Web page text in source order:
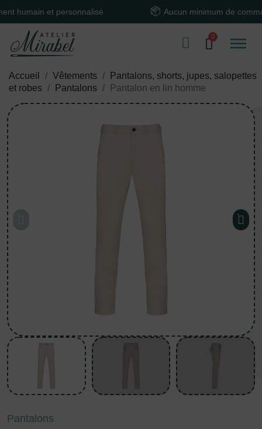
et personnalisé Aucun minimum de commande
Accueil Vêtements
Pantalons, shorts, jupes, salopettes
et robes
Pantalons Pantalon en lin homme
Pantalons